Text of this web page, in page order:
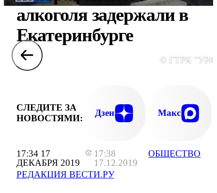
17:34 17
ДЕКАБРЯ 2019
17:38
17.12.2019
РЕДАКЦИЯ ВЕСТИ.РУ
ОБЩЕСТВО
алкоголя задержали в
Екатеринбурге
© ГТРК
СЛЕДИТЕ ЗА
НОВОСТЯМИ:
Дзен Макс